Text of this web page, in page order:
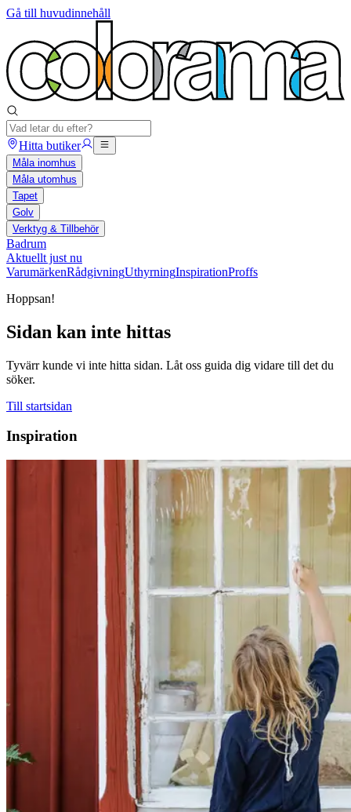
Gå till huvudinnehåll
Hitta butiker
Måla inomhus
Måla utomhus
Tapet
Golv
Verktyg & Tillbehör
Badrum
Aktuellt just nu
VarumärkenRådgivningUthyrningInspirationProffs
Hoppsan!
Sidan kan inte hittas
Tyvärr kunde vi inte hitta sidan. Låt oss guida dig vidare till det du
söker.
Till startsidan
Inspiration